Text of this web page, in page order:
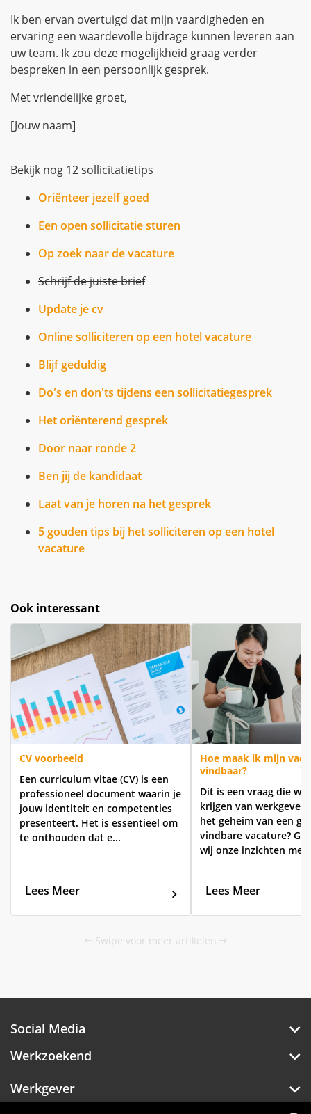
Ik ben ervan overtuigd dat mijn vaardigheden en
ervaring een waardevolle bijdrage kunnen leveren aan
uw team. Ik zou deze mogelijkheid graag verder
bespreken in een persoonlijk gesprek.
Met vriendelijke groet,
[Jouw naam]
Bekijk nog 12 sollicitatietips
Oriënteer jezelf goed
Een open sollicitatie sturen
Op zoek naar de vacature
Schrijf de juiste brief
Update je cv
Online solliciteren op een hotel vacature
Blijf geduldig
Do's en don'ts tijdens een sollicitatiegesprek
Het oriënterend gesprek
Door naar ronde 2
Ben jij de kandidaat
Laat van je horen na het gesprek
5 gouden tips bij het solliciteren op een hotel
vacature
Ook interessant
CV voorbeeld
Een curriculum vitae (CV) is een
professioneel document waarin je
jouw identiteit en competenties
presenteert. Het is essentieel om
te onthouden dat e...
Lees Meer
Hoe maak ik mijn
vindbaar?
Dit is een vraag die we
krijgen van
het geheim van een
vindbare vacature?
wij onze inzichten met
Lees Meer
Swipe voor meer artikelen
Social Media
Werkzoekend
Werkgever